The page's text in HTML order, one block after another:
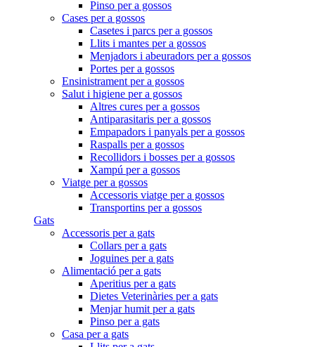
Pinso per a gossos
Cases per a gossos
Casetes i parcs per a gossos
Llits i mantes per a gossos
Menjadors i abeuradors per a gossos
Portes per a gossos
Ensinistrament per a gossos
Salut i higiene per a gossos
Altres cures per a gossos
Antiparasitaris per a gossos
Empapadors i panyals per a gossos
Raspalls per a gossos
Recollidors i bosses per a gossos
Xampú per a gossos
Viatge per a gossos
Accessoris viatge per a gossos
Transportins per a gossos
Gats
Accessoris per a gats
Collars per a gats
Joguines per a gats
Alimentació per a gats
Aperitius per a gats
Dietes Veterinàries per a gats
Menjar humit per a gats
Pinso per a gats
Casa per a gats